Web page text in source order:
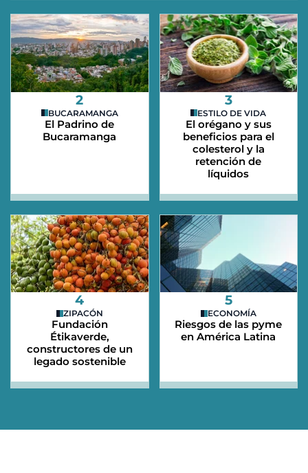
2
BUCARAMANGA
El Padrino de
Bucaramanga
3
ESTILO DE VIDA
El orégano y sus
beneficios para el
colesterol y la
retención de
líquidos
4
ZIPACÓN
Fundación
Étikaverde,
constructores de un
legado sostenible
5
ECONOMÍA
Riesgos de las pyme
en América Latina